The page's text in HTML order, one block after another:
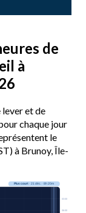
de
à
lever et de
chaque jour
le
à Brunoy, Île-
03:00
06:00
Plus court· 21 déc. · 8h 20m